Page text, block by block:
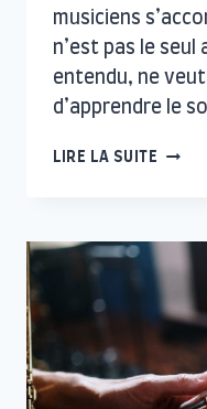
musiciens
n’est pas le seul
entendu, ne
d’apprendre le
LIRE LA SUITE ERROLL